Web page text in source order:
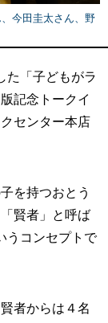
今田圭太さん、野
た「子どもがラ
記念トークイ
センター本店
を持つおとう
賢者」と呼ば
うコンセプトで
者からは４名